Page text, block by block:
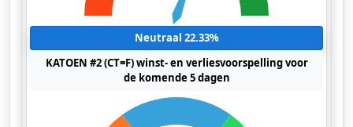
Neutraal 22.33%
KATOEN #2 (CT=F) winst- en verliesvoorspelling voor
de komende 5 dagen